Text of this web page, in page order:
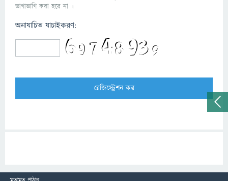
ভাগাভাগি করা হবে না ।
অনাযাচিত যাচাইকরণ: